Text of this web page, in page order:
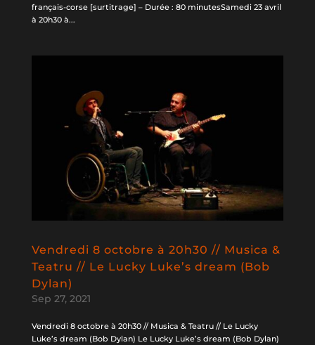
français-corse [surtitrage] – Durée : 80 minutesSamedi 23 avril
à 20h30 à...
Vendredi 8 octobre à 20h30 // Musica &
Teatru // Le Lucky Luke’s dream (Bob
Dylan)
Sep 27, 2021
Vendredi 8 octobre à 20h30 // Musica & Teatru // Le Lucky
Luke’s dream (Bob Dylan) Le Lucky Luke’s dream (Bob Dylan)